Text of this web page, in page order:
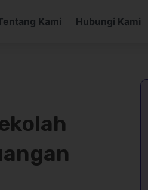
Kami Hubungi Kami